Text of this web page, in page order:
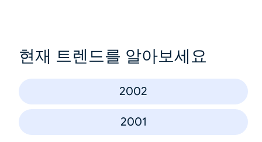
현재 트렌드를 알아보세요
2002
2001